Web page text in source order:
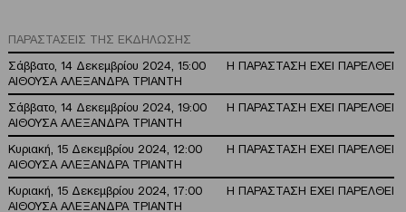
ΠΑΡΑΣΤΑΣΕΙΣ ΤΗΣ ΕΚΔΗΛΩΣΗΣ
Σάββατο, 14 Δεκεμβρίου 2024, 15:00
Η ΠΑΡΑΣΤΑΣΗ ΕΧΕΙ ΠΑΡΕΛΘΕΙ
ΑΙΘΟΥΣΑ ΑΛΕΞΑΝΔΡΑ ΤΡΙΑΝΤΗ
Σάββατο, 14 Δεκεμβρίου 2024, 19:00
Η ΠΑΡΑΣΤΑΣΗ ΕΧΕΙ ΠΑΡΕΛΘΕΙ
ΑΙΘΟΥΣΑ ΑΛΕΞΑΝΔΡΑ ΤΡΙΑΝΤΗ
Κυριακή, 15 Δεκεμβρίου 2024, 12:00
Η ΠΑΡΑΣΤΑΣΗ ΕΧΕΙ ΠΑΡΕΛΘΕΙ
ΑΙΘΟΥΣΑ ΑΛΕΞΑΝΔΡΑ ΤΡΙΑΝΤΗ
Κυριακή, 15 Δεκεμβρίου 2024, 17:00
Η ΠΑΡΑΣΤΑΣΗ ΕΧΕΙ ΠΑΡΕΛΘΕΙ
ΑΙΘΟΥΣΑ ΑΛΕΞΑΝΔΡΑ ΤΡΙΑΝΤΗ